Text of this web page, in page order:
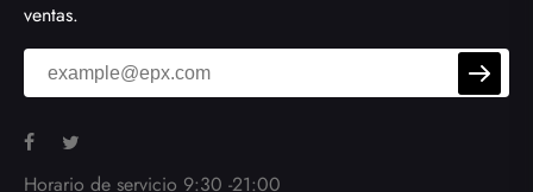
ventas.
Horario de servicio 9:30 -21:00